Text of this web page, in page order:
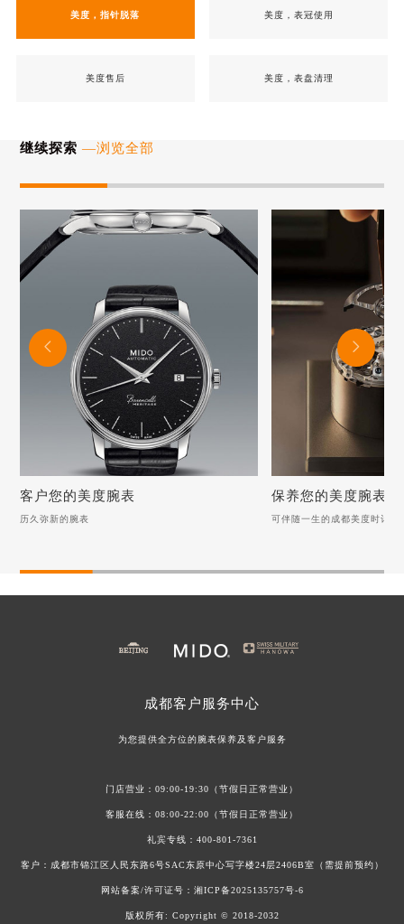
美度，指针脱落 美度，表冠使用
美度售后 美度，表盘清理
继续探索 —浏览全部
历久弥新的腕表
美度手表表蒙起雾：池塘边的专业呵护之道
美度手表表带磨损该如何修复？
客户您的美度腕表
历久弥新的腕表
可伴随一生的成都美度时计
美度手表表蒙保养指南：
保养您的美度腕表
可伴随一生的成都美度时计


成都客户服务中心
为您提供全方位的腕表保养及客户服务
门店营业：09:00-19:30（节假日正常营业）
客服在线：08:00-22:00（节假日正常营业）
礼宾专线： 400-801-7361
客户：成都市锦江区人民东路6号SAC东原中心写字楼24层2406B室（需提前预约）
网站备案/许可证号： 湘ICP备2025135757号-6
版权所有: Copyright © 2018-2032